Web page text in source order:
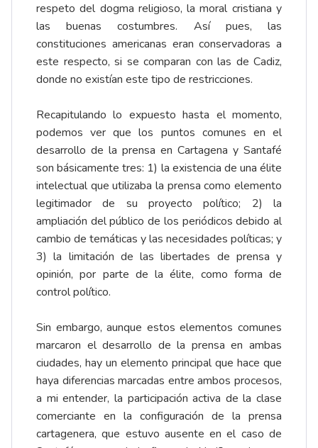
respeto del dogma religioso, la moral cristiana y
las buenas costumbres. Así pues, las
constituciones americanas eran conservadoras a
este respecto, si se comparan con las de Cadiz,
donde no existían este tipo de restricciones.
Recapitulando lo expuesto hasta el momento,
podemos ver que los puntos comunes en el
desarrollo de la prensa en Cartagena y Santafé
son básicamente tres: 1) la existencia de una élite
intelectual que utilizaba la prensa como elemento
legitimador de su proyecto político; 2) la
ampliación del público de los periódicos debido al
cambio de temáticas y las necesidades políticas; y
3) la limitación de las libertades de prensa y
opinión, por parte de la élite, como forma de
control político.
Sin embargo, aunque estos elementos comunes
marcaron el desarrollo de la prensa en ambas
ciudades, hay un elemento principal que hace que
haya diferencias marcadas entre ambos procesos,
a mi entender, la participación activa de la clase
comerciante en la configuración de la prensa
cartagenera, que estuvo ausente en el caso de